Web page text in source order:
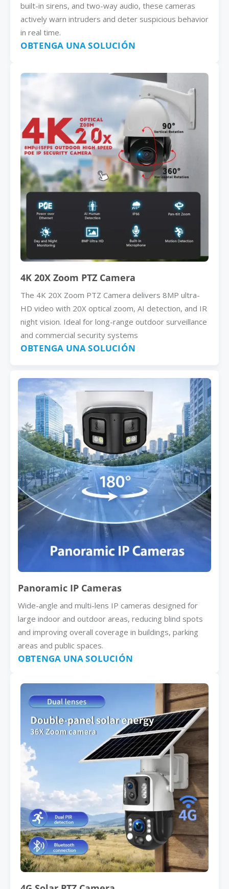
built-in sirens, and two-way audio, these cameras
actively warn intruders and deter suspicious behavior
in real time.
OBTENGA UNA SOLUCIÓN
4K 20X Zoom PTZ Camera
The 4K 20X Zoom PTZ Camera delivers 8MP ultra-
HD video with 20X optical zoom, AI detection, and IR
night vision. Ideal for long-range outdoor surveillance
and commercial security systems
OBTENGA UNA SOLUCIÓN
Panoramic IP Cameras
Wide-angle and multi-lens IP cameras designed for
large indoor and outdoor areas, reducing blind spots
and improving overall coverage in buildings, parking
areas and public spaces.
OBTENGA UNA SOLUCIÓN